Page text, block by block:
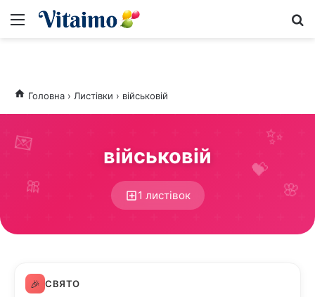
Меню
Головна › Листівки › військовій
💌
🎀
💝
🌸
військовій
1 листівок
🎉 СВЯТО